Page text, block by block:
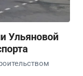
Ульяновой